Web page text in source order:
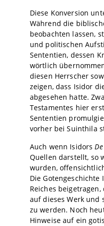
Diese Konversion
Während die
beobachten lassen,
und politischen
Sententien, dessen
wörtlich
diesen Herrscher
zeigen, dass Isidor
abgesehen hatte.
Testamentes hier
Sententien
vorher bei Suinthila
Auch wenn Isidors
Quellen darstellt, so
wurden,
Die
Reiches
auf dieses Werk und
zu werden. Noch
Hinweise auf ein